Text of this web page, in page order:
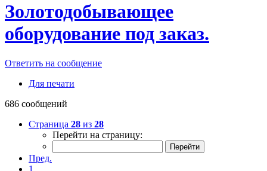
Золотодобывающее
оборудование под заказ.
Ответить на сообщение
Для печати
686 сообщений
Страница 28 из 28
Перейти на страницу:
Пред.
1